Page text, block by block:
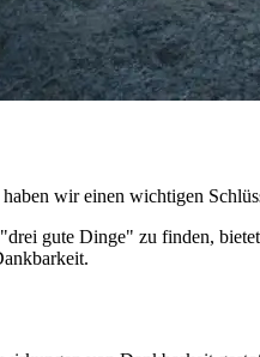
wir einen wichtigen
gute Dinge" zu finden,